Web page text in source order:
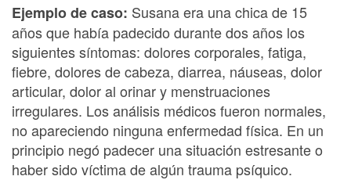
Ejemplo de caso: Susana era una chica de 15
años que había padecido durante dos años los
siguientes síntomas: dolores corporales, fatiga,
fiebre, dolores de cabeza, diarrea, náuseas, dolor
articular, dolor al orinar y menstruaciones
irregulares. Los análisis médicos fueron normales,
no apareciendo ninguna enfermedad física. En un
principio negó padecer una situación estresante o
haber sido víctima de algún trauma psíquico.